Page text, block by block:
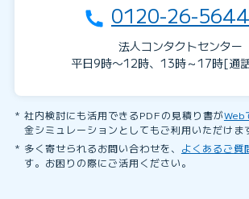
0120-26-5644
法人コンタクトセンター
平日9時〜12時、13時～17時[通
社内検討にも活用できるPDFの見積り書がWeb
金シミュレーションとしてもご利用いただけま
多く寄せられるお問い合わせを、 よくあるご質
す。お困りの際にご活用ください。